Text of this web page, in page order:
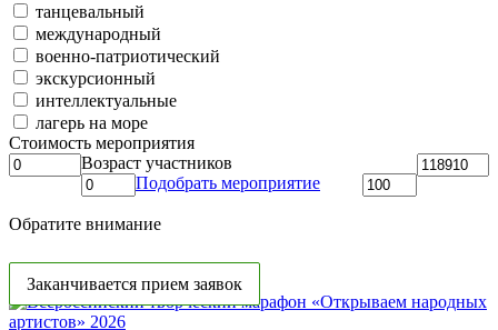
танцевальный
международный
военно-патриотический
экскурсионный
интеллектуальные
лагерь на море
Стоимость мероприятия
Возраст участников
Подобрать мероприятие
Обратите внимание
Заканчивается прием заявок